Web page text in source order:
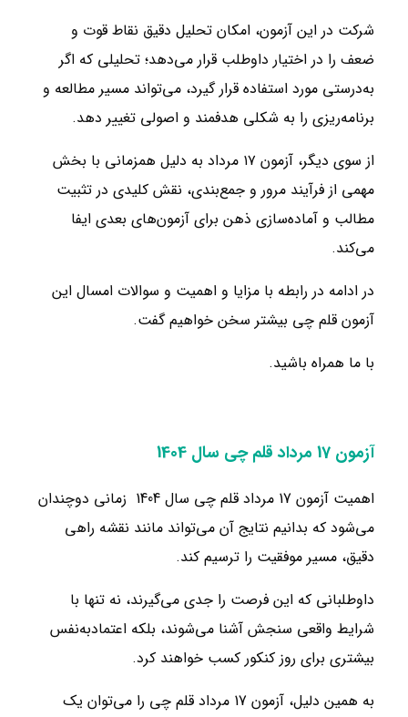
شرکت در این آزمون، امکان تحلیل دقیق نقاط قوت و
ضعف را در اختیار داوطلب قرار می‌دهد؛ تحلیلی که اگر
به‌درستی مورد استفاده قرار گیرد، می‌تواند مسیر مطالعه و
برنامه‌ریزی را به شکلی هدفمند و اصولی تغییر دهد.
از سوی دیگر، آزمون ۱۷ مرداد به دلیل همزمانی با بخش
مهمی از فرآیند مرور و جمع‌بندی، نقش کلیدی در تثبیت
مطالب و آماده‌سازی ذهن برای آزمون‌های بعدی ایفا
می‌کند.
در ادامه در رابطه با مزایا و اهمیت و سوالات امسال این
آزمون قلم چی بیشتر سخن خواهیم گفت.
با ما همراه باشید.
آزمون 17 مرداد قلم چی سال 1404
اهمیت آزمون 17 مرداد قلم چی سال 1404 زمانی دوچندان
می‌شود که بدانیم نتایج آن می‌تواند مانند نقشه راهی
دقیق، مسیر موفقیت را ترسیم کند.
داوطلبانی که این فرصت را جدی می‌گیرند، نه تنها با
شرایط واقعی سنجش آشنا می‌شوند، بلکه اعتمادبه‌نفس
بیشتری برای روز کنکور کسب خواهند کرد.
به همین دلیل، آزمون 17 مرداد قلم‌ چی را می‌توان یک